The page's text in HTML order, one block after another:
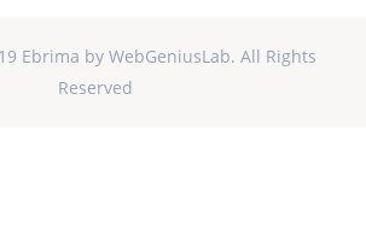
Ebrima by WebGeniusLab. All Rights
Reserved